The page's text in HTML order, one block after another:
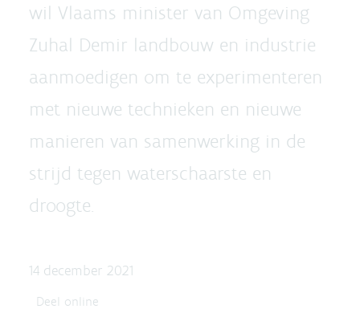
wil Vlaams minister van Omgeving
Zuhal Demir landbouw en industrie
aanmoedigen om te experimenteren
met nieuwe technieken en nieuwe
manieren van samenwerking in de
strijd tegen waterschaarste en
droogte.
14 december 2021
Deel online